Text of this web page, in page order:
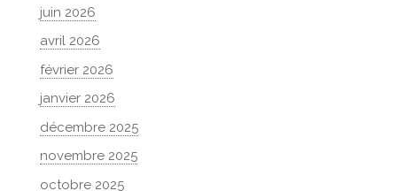
juin 2026
avril 2026
février 2026
janvier 2026
décembre 2025
novembre 2025
octobre 2025